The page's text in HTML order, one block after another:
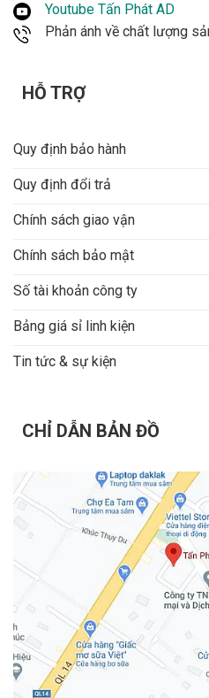
Youtube Tấn Phát AD
Phản ánh về chất lượng
HỖ TRỢ
Quy định bảo hành
Quy định đổi trả
Chính sách giao vận
Chính sách bảo mật
Số tài khoản công ty
Bảng giá sỉ linh kiện
Tin tức & sự kiện
CHỈ DẪN BẢN ĐỒ